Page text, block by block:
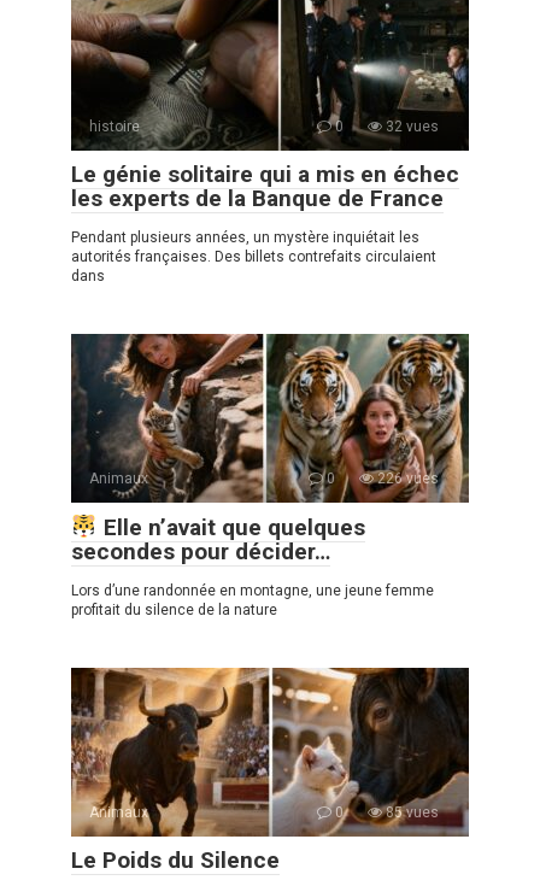
histoire 0 32 vues
Le génie solitaire qui a mis en échec
les experts de la Banque de France
Pendant plusieurs années, un mystère inquiétait les
autorités françaises. Des billets contrefaits circulaient
dans
Animaux 0 226 vues
Elle n’avait que quelques
secondes pour décider…
Lors d’une randonnée en montagne, une jeune femme
profitait du silence de la nature
Animaux 0 85 vues
Le Poids du Silence